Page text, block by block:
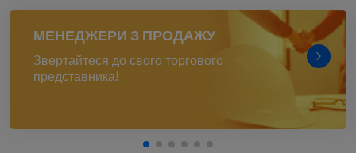
МЕНЕДЖЕРИ З ПРОДАЖУ
Звертайтеся до свого торгового
представника!